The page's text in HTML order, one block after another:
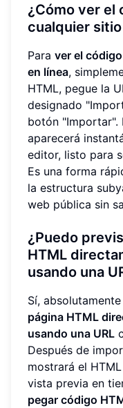
¿Cómo ver el
cualquier
Para ver el
en línea,
HTML, pegue la
designado
botón "Importar".
aparecerá
editor, listo para
Es una forma
la estructura
web pública sin
¿Puedo
HTML
usando una
Sí,
página HTML
usando una URL
Después de
mostrará el
vista previa en
pegar código